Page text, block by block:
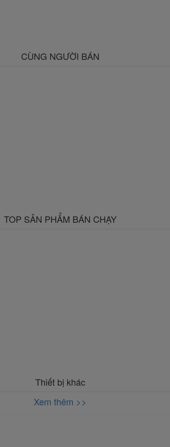
CÙNG NGƯỜI BÁN
TOP SẢN PHẨM BÁN CHẠY
Thiết bị khác
Xem thêm >>